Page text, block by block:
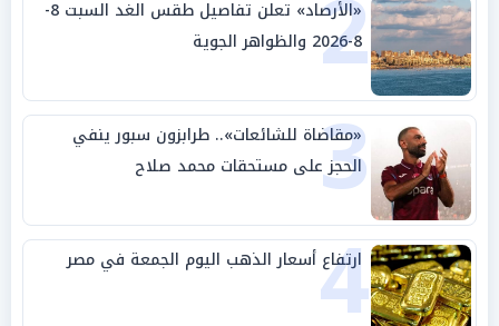
«الأرصاد» تعلن تفاصيل طقس الغد السبت 8-
8-2026 والظواهر الجوية
3
«مقاضاة للشائعات».. طرابزون سبور ينفي
الحجز على مستحقات محمد صلاح
4
ارتفاع أسعار الذهب اليوم الجمعة في مصر